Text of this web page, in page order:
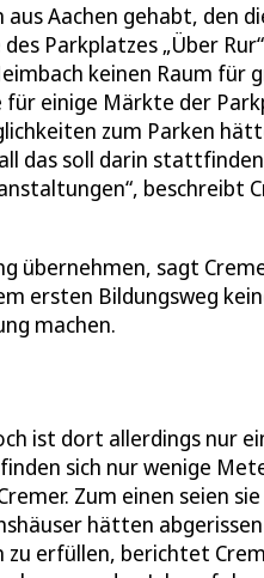
Aachen gehabt, den
Parkplatzes „Über
keinen Raum für
für einige Märkte der
zum Parken
das soll darin
beschreibt
übernehmen, sagt
ersten Bildungsweg
machen.
ist dort allerdings nur
sich nur wenige
Zum einen seien sie
hätten
erfüllen, berichtet